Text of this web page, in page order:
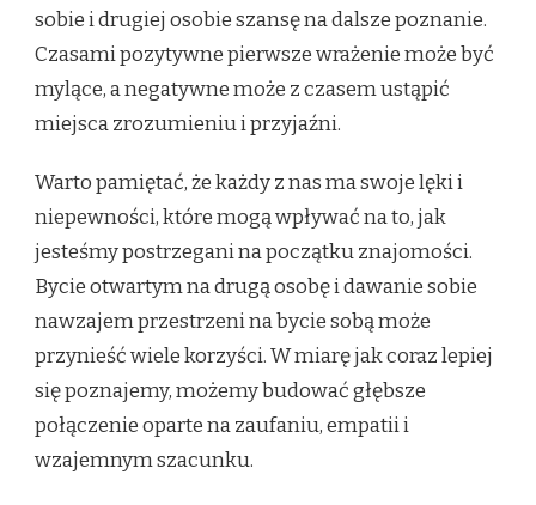
sobie i drugiej osobie szansę na dalsze poznanie.
Czasami pozytywne pierwsze wrażenie może być
mylące, a negatywne może z czasem ustąpić
miejsca zrozumieniu i przyjaźni.
Warto pamiętać, że każdy z nas ma swoje lęki i
niepewności, które mogą wpływać na to, jak
jesteśmy postrzegani na początku znajomości.
Bycie otwartym na drugą osobę i dawanie sobie
nawzajem przestrzeni na bycie sobą może
przynieść wiele korzyści. W miarę jak coraz lepiej
się poznajemy, możemy budować głębsze
połączenie oparte na zaufaniu, empatii i
wzajemnym szacunku.